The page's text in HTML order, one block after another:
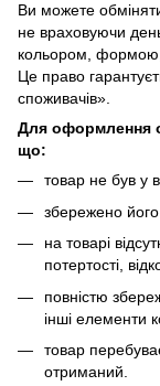
Ви можете
не враховуючи
кольором, формою,
Це право
споживачів».
Для оформлення
що:
товар не був у
збережено
на товарі
потертості,
повністю
інші елементи
товар
отриманий.